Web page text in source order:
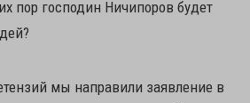
пор господин Ничипоров будет
мы направили заявление в